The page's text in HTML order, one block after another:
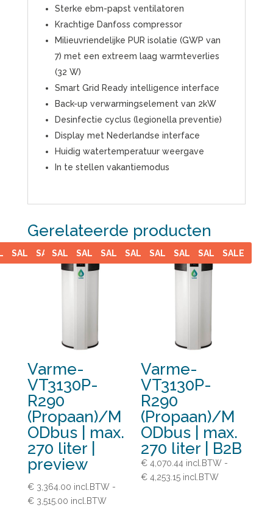
Sterke ebm-papst ventilatoren
Krachtige Danfoss compressor
Milieuvriendelijke PUR isolatie (GWP van
7) met een extreem laag warmteverlies
(32 W)
Smart Grid Ready intelligence interface
Back-up verwarmingselement van 2kW
Desinfectie cyclus (legionella preventie)
Display met Nederlandse interface
Huidig watertemperatuur weergave
In te stellen vakantiemodus
Gerelateerde producten
SALE SALE SALE SALE SALE
Varme-
VT3130P-
R290
(Propaan)/M
ODbus | max.
270 liter |
preview
€3,364.00 incl.BTW -
€3,515.00 incl.BTWPrijsklasse:
SALE SALE SALE SALE SALE SALE SALE SALE
Varme-
VT3130P-
R290
(Propaan)/M
ODbus | max.
270 liter | B2B
€ 4,070.44 incl.BTW -
€ 4,253.15 incl.BTWPrijsklasse: